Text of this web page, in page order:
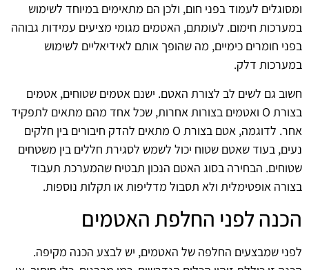
ומסוגלים לעמוד בפני חום, ולכן הם מתאימים במיוחד לשימוש
במערכות חימום. לעומתם, האטמים מגומי מציעים עמידות גבוהה
בפני חומרים כימיים, מה שהופך אותם לאידיאליים לשימוש
במערכות דלק.
חשוב גם לשים לב לצורת האטם. ישנם אטמים שטוחים, אטמים
בצורת O ואטמים בצורות אחרות, שכל אחד מהם מתאים לתפקיד
אחר. לדוגמה, אטם בצורת O מתאים להדק חיבורים בין חלקים
נעים, בעוד שאטם שטוח יכול לשמש לסגירת חללים בין משטחים
שטוחים. הבחירה בסוג האטם הנכון תבטיח שהמערכת תעבוד
בצורה אופטימלית ולא תסבול מדליפות או תקלות נוספות.
הכנה לפני החלפת האטמים
לפני שמבצעים החלפה של האטמים, יש לבצע הכנה מקיפה.